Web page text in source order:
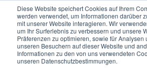
Diese Website speichert Cookies auf Ihrem
werden verwendet, um Informationen darüber
mit unserer Website interagieren. Wir
um Ihr Surferlebnis zu verbessern und unsere
Präferenzen zu optimieren, sowie für Analysen
unseren Besuchern auf dieser Website und
Informationen zu den von uns verwendeten
unseren Datenschutzbestimmungen.